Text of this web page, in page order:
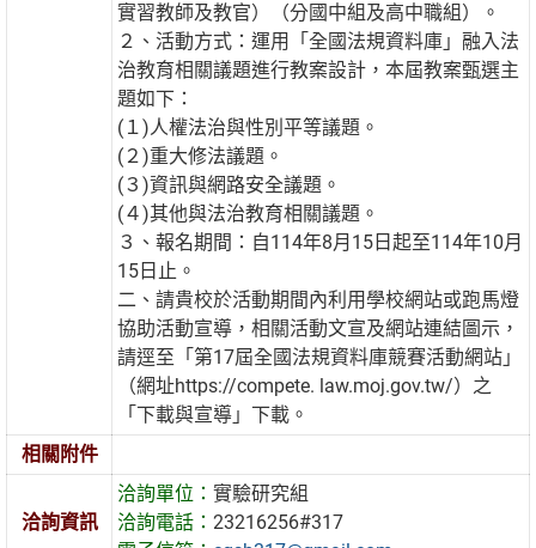
實習教師及教官）（分國中組及高中職組）。
２、活動方式：運用「全國法規資料庫」融入法
治教育相關議題進行教案設計，本屆教案甄選主
題如下：
(１)人權法治與性別平等議題。
(２)重大修法議題。
(３)資訊與網路安全議題。
(４)其他與法治教育相關議題。
３、報名期間：自114年8月15日起至114年10月
15日止。
二、請貴校於活動期間內利用學校網站或跑馬燈
協助活動宣導，相關活動文宣及網站連結圖示，
請逕至「第17屆全國法規資料庫競賽活動網站」
（網址https://compete. law.moj.gov.tw/）之
「下載與宣導」下載。
相關附件
洽詢資訊
洽詢單位：實驗研究組
洽詢電話：23216256#317